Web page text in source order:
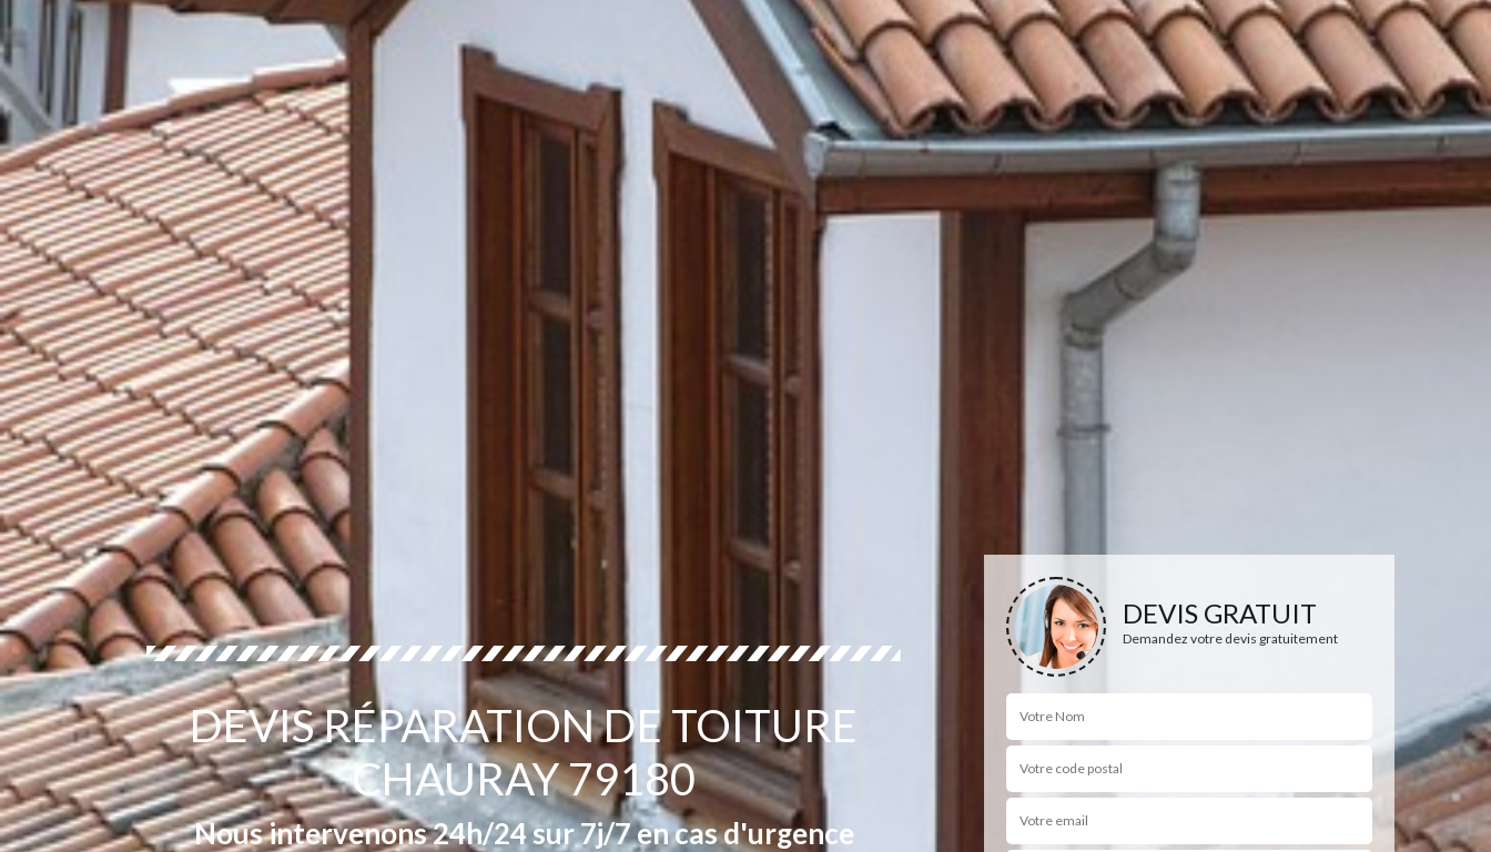
DEVIS RÉPARATION DE TOITURE
CHAURAY 79180
Nous intervenons 24h/24 sur 7j/7 en cas d'urgence
DEVIS GRATUIT
Demandez votre devis gratuitement